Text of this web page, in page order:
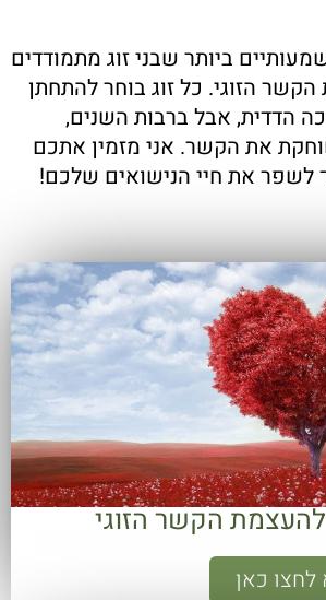
ביותר שבני זוג מתמודדים
הזוגי. כל זוג בוחר להתחתן
הדדית, אבל ברבות השנים,
את הקשר. אני מזמין אתכם
לשפר את חיי הנישואים שלכם!
הקשר הזוגי
כאן